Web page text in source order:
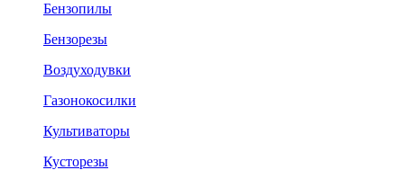
Бензопилы
Бензорезы
Воздуходувки
Газонокосилки
Культиваторы
Кусторезы